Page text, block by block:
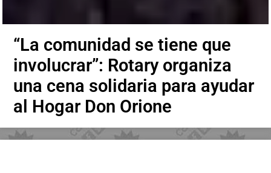
“La comunidad se tiene que
involucrar”: Rotary organiza
una cena solidaria para ayudar
al Hogar Don Orione